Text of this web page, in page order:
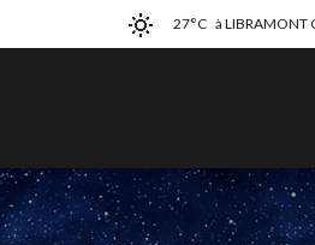
27°C à LIBRAMONT